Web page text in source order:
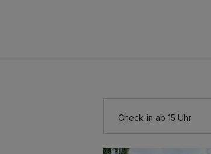
Check-in ab 15 Uhr